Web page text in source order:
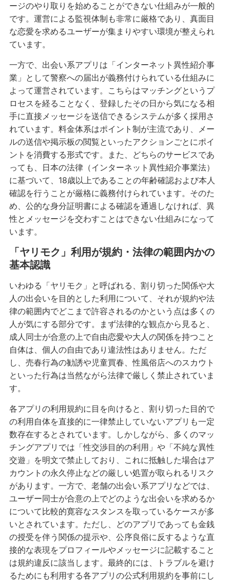
ージのやり取りを始めることができない仕組みが一般的
です。運営による監視体制も非常に厳格であり、真面目
な恋愛を求めるユーザーが集まりやすい環境が整えられ
ています。
一方で、出会い系アプリは「インターネット異性紹介事
業」として警察への届出が義務付けられている仕組みに
よって運営されています。こちらはマッチングというプ
ロセスを経ることなく、登録したその日から気になる相
手に直接メッセージを送信できるシステムが多く採用さ
れています。料金体系はポイント制が主流であり、メー
ルの送信や掲示板の閲覧といったアクションごとにポイ
ントを消費する形式です。また、どちらのサービスであ
っても、日本の法律（インターネット異性紹介事業法）
に基づいて、18歳以上であることの年齢確認および本人
確認を行うことが厳格に義務付けられています。そのた
め、公的な身分証明書による確認を通過しなければ、異
性とメッセージを交わすことはできない仕組みになって
います。
「ヤリモク」利用が規約・法律の範囲内かの
基本認識
いわゆる「ヤリモク」と呼ばれる、割り切った関係や大
人の出会いを目的とした利用について、それが規約や法
律の範囲内でどこまで許容されるのかという点は多くの
人が気にする部分です。まず法律的な観点から見ると、
成人同士が合意の上で自由恋愛や大人の関係を持つこと
自体は、個人の自由であり違法性はありません。ただ
し、売春行為の勧誘や児童買春、性風俗店へのスカウト
といった行為は当然ながら法律で厳しく禁止されていま
す。
各アプリの利用規約に目を向けると、割り切った目的で
の利用自体を直接的に一律禁止していないアプリも一定
数存在するとされています。しかしながら、多くのマッ
チングアプリでは「性交渉目的の利用」や「不純な異性
交遊」を明文で禁止しており、これに抵触した場合はア
カウントの永久停止などの厳しい処置が取られるリスク
があります。一方で、老舗の出会い系アプリなどでは、
ユーザー同士が合意の上でどのような出会いを求めるか
について比較的寛容なスタンスを取っているケースが多
いとされています。ただし、どのアプリであっても金銭
の授受を伴う関係の提示や、公序良俗に反するような直
接的な表現をプロフィールやメッセージに記載すること
は規約違反に該当します。最終的には、トラブルを避け
るためにも利用する各アプリの公式利用規約を事前にし